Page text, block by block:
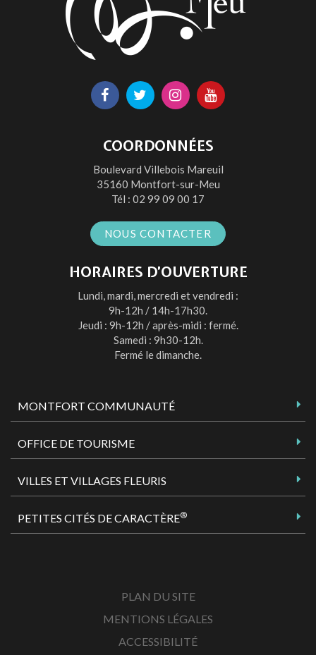
Lien
le
compte
Facebook
Lien
le
compte
Twitter
Lien
le
compte
Instagram
Lien
la
chaîne
Youtube
COORDONNÉES
Boulevard Villebois Mareuil
35160 Montfort-sur-Meu
Tél : 02 99 09 00 17
NOUS CONTACTER
HORAIRES D’OUVERTURE
Lundi, mardi, mercredi et vendredi :
9h-12h / 14h-17h30.
Jeudi : 9h-12h / après-midi : fermé.
Samedi : 9h30-12h.
Fermé le dimanche.
MONTFORT COMMUNAUTÉ
OFFICE DE TOURISME
VILLES ET VILLAGES FLEURIS
PETITES CITÉS DE CARACTÈRE®
PLAN DU SITE
MENTIONS LÉGALES
ACCESSIBILITÉ